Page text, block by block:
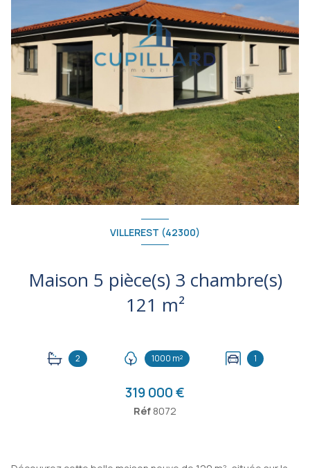
VILLEREST (42300)
Maison 5 pièce(s) 3 chambre(s)
121 m²
2 1000 m² 1
319 000 €
Réf 8072